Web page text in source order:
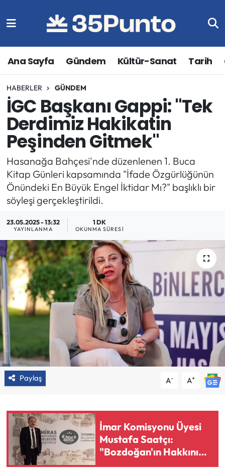
Ana Sayfa Gündem Kültür-Sanat Tarih
HABERLER GÜNDEM
İGC Başkanı Gappi: "Tek
Derdimiz Hakikatin
Peşinden Gitmek"
Hasanağa Bahçesi'nde düzenlenen 1. Buca
Kitap Günleri kapsamında "İfade Özgürlüğünün
Önündeki En Büyük Engel İktidar Mı?" başlıklı bir
söyleşi gerçekleştirildi.
23.05.2025 - 13:32
YAYINLANMA
1 DK
OKUNMA SÜRESI
Paylaş A- A+
İmar Komisyonu Üyesi
Mustafa Saatçı:
"Bozdoğan'ın Hakkını
Sonuna Kadar